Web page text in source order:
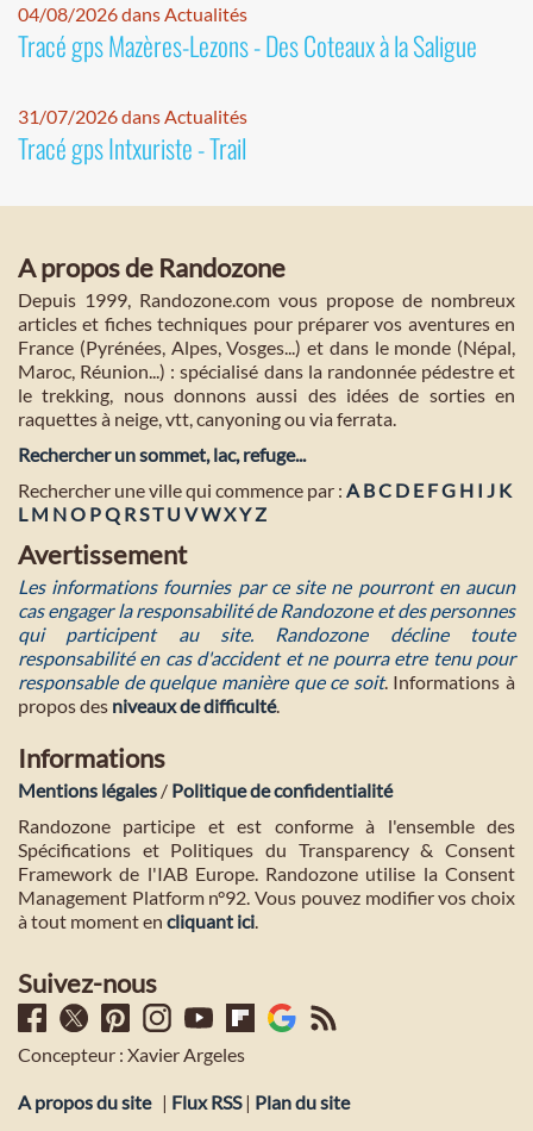
04/08/2026 dans Actualités
Tracé gps Mazères-Lezons - Des Coteaux à la Saligue
31/07/2026 dans Actualités
Tracé gps Intxuriste - Trail
A propos de Randozone
Depuis 1999, Randozone.com vous propose de nombreux
articles et fiches techniques pour préparer vos aventures en
France (Pyrénées, Alpes, Vosges...) et dans le monde (Népal,
Maroc, Réunion...) : spécialisé dans la randonnée pédestre et
le trekking, nous donnons aussi des idées de sorties en
raquettes à neige, vtt, canyoning ou via ferrata.
Rechercher un sommet, lac, refuge...
Rechercher une ville qui commence par : A BC D E FG H I J K
L M NO PQ RST U VWXYZ
Avertissement
Les informations fournies par ce site ne pourront en aucun
cas engager la responsabilité de Randozone et des personnes
qui participent au site. Randozone décline toute
responsabilité en cas d'accident et ne pourra etre tenu pour
responsable de quelque manière que ce soit. Informations à
propos des niveaux de difficulté.
Informations
Mentions légales / Politique de confidentialité
Randozone participe et est conforme à l'ensemble des
Spécifications et Politiques du Transparency & Consent
Framework de l'IAB Europe. Randozone utilise la Consent
Management Platform n°92. Vous pouvez modifier vos choix
à tout moment en cliquant ici.
Suivez-nous
Concepteur : Xavier Argeles
A propos du site | Flux RSS| Plan du site